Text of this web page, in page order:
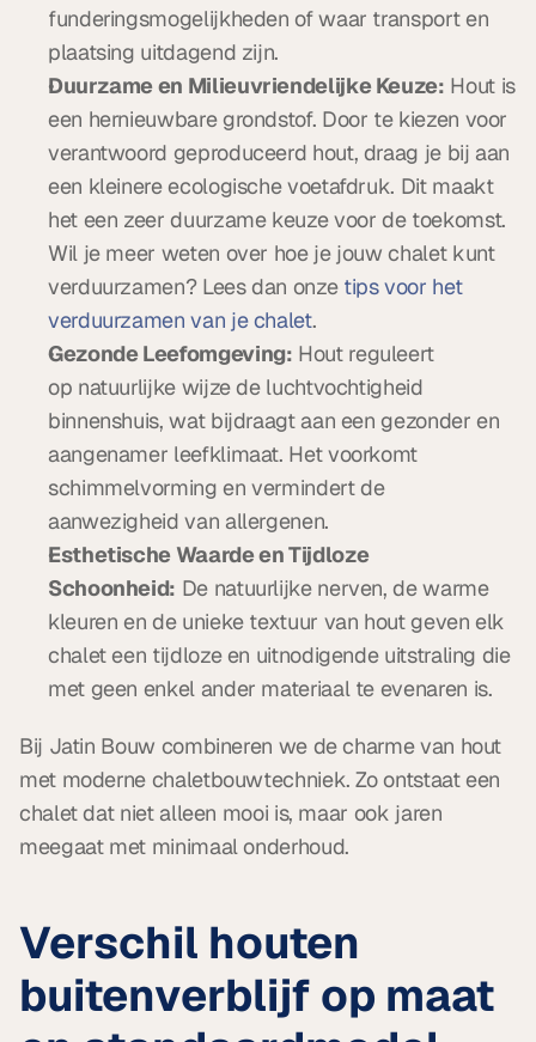
funderingsmogelijkheden of waar transport en
plaatsing uitdagend zijn.
Duurzame en Milieuvriendelijke Keuze: Hout is
een hernieuwbare grondstof. Door te kiezen voor
verantwoord geproduceerd hout, draag je bij aan
een kleinere ecologische voetafdruk. Dit maakt
het een zeer duurzame keuze voor de toekomst.
Wil je meer weten over hoe je jouw chalet kunt
verduurzamen? Lees dan onze tips voor het
verduurzamen van je chalet.
Gezonde Leefomgeving: Hout reguleert
op natuurlijke wijze de luchtvochtigheid
binnenshuis, wat bijdraagt aan een gezonder en
aangenamer leefklimaat. Het voorkomt
schimmelvorming en vermindert de
aanwezigheid van allergenen.
Esthetische Waarde en Tijdloze
Schoonheid: De natuurlijke nerven, de warme
kleuren en de unieke textuur van hout geven elk
chalet een tijdloze en uitnodigende uitstraling die
met geen enkel ander materiaal te evenaren is.
Bij Jatin Bouw combineren we de charme van hout
met moderne chaletbouwtechniek. Zo ontstaat een
chalet dat niet alleen mooi is, maar ook jaren
meegaat met minimaal onderhoud.
Verschil houten
buitenverblijf op maat